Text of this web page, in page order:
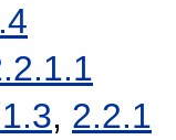
, 2.2.1